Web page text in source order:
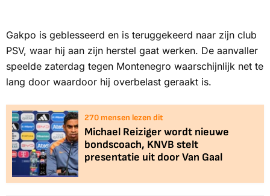
Gakpo is geblesseerd en is teruggekeerd naar zijn club
PSV, waar hij aan zijn herstel gaat werken. De aanvaller
speelde zaterdag tegen Montenegro waarschijnlijk net te
lang door waardoor hij overbelast geraakt is.
270mensen lezen dit
Michael Reiziger wordt nieuwe
bondscoach, KNVB stelt
presentatie uit door Van Gaal